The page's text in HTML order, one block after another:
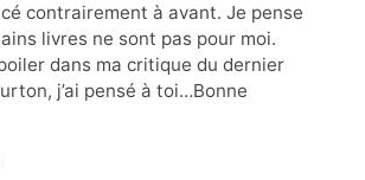
contrairement à avant. Je pense
livres ne sont pas pour moi.
dans ma critique du dernier
j’ai pensé à toi…Bonne